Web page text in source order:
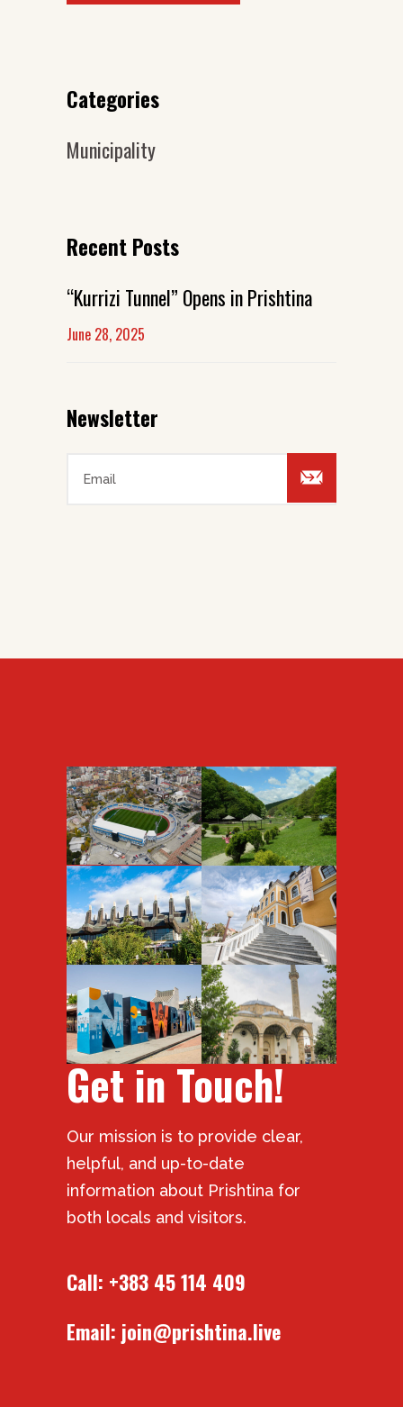
Categories
Municipality
Recent Posts
“Kurrizi Tunnel” Opens in Prishtina
June 28, 2025
Newsletter

Get in Touch!
Our mission is to provide clear,
helpful, and up-to-date
information about Prishtina for
both locals and visitors.
Call: +383 45 114 409
Email: join@prishtina.live